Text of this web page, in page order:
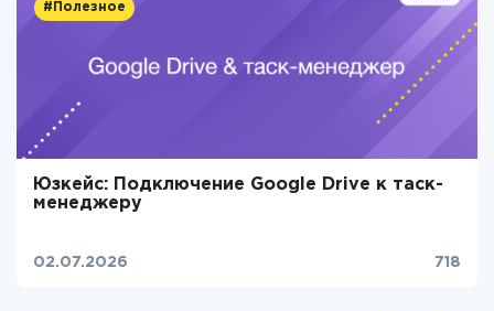
#Полезное
Юзкейс: Подключение Google Drive к таск-
менеджеру
02.07.2026 718